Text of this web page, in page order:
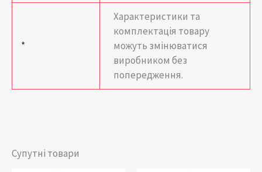
*
Характеристики та
комплектація товару
можуть змінюватися
виробником без
попередження.
Супутні товари